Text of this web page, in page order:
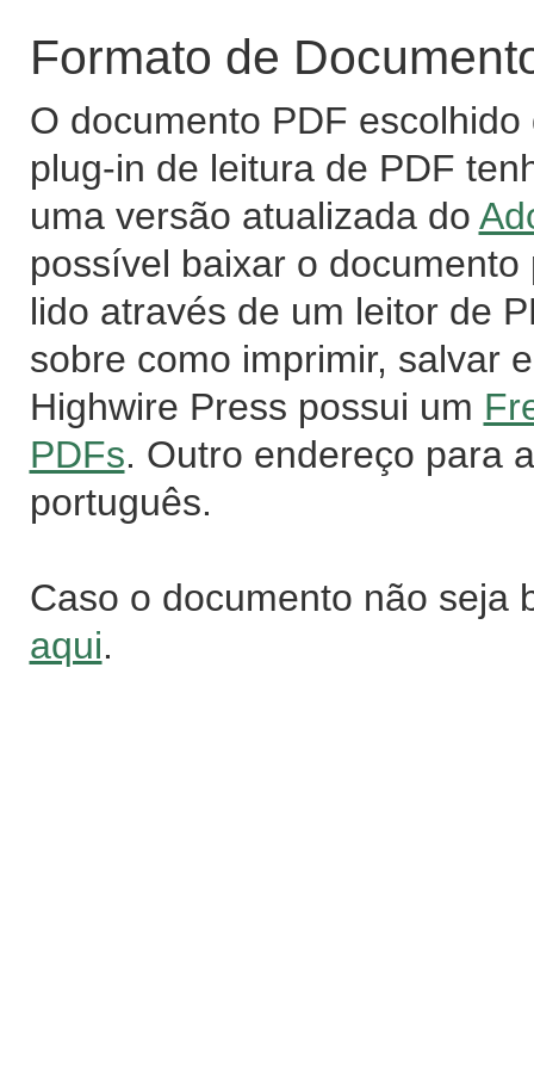
Formato de
O documento PDF
plug-in de leitura de PDF
uma versão atualizada do
possível baixar o
lido através de um leitor de
sobre como imprimir, salvar
Highwire Press possui um
PDFs. Outro endereço para
português.
Caso o documento não seja
aqui.